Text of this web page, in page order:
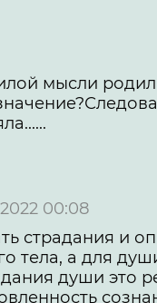
мысли
00:08
страдания и
тела, а для
души это